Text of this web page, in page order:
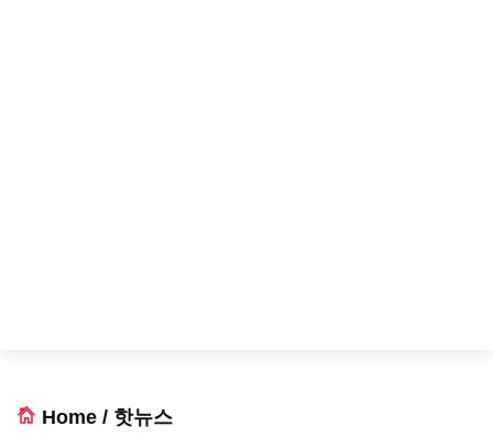
Home / 핫뉴스